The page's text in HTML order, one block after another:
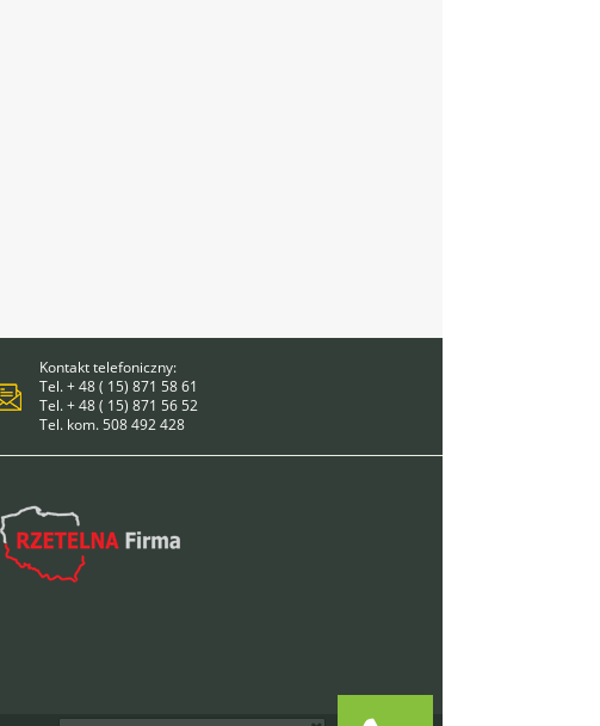
Kontakt telefoniczny:
Tel. + 48 ( 15) 871 58 61
Tel. + 48 ( 15) 871 56 52
Tel. kom. 508 492 428